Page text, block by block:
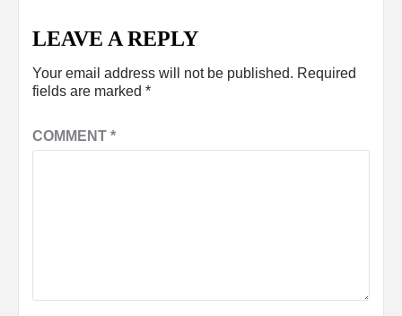
LEAVE A REPLY
Your email address will not be published. Required
fields are marked *
COMMENT *